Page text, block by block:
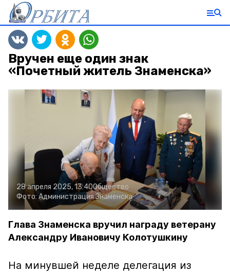
Вручен еще один знак
«Почетный житель Знаменска»
28 апреля 2025, 13:40Общество
Фото: Администрация Знаменска
Глава Знаменска вручил награду ветерану
Александру Ивановичу Колотушкину
На минувшей неделе делегация из